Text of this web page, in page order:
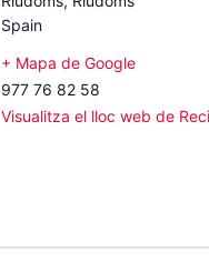
Spain
+ Mapa de Google
977 76 82 58
Visualitza el lloc web de